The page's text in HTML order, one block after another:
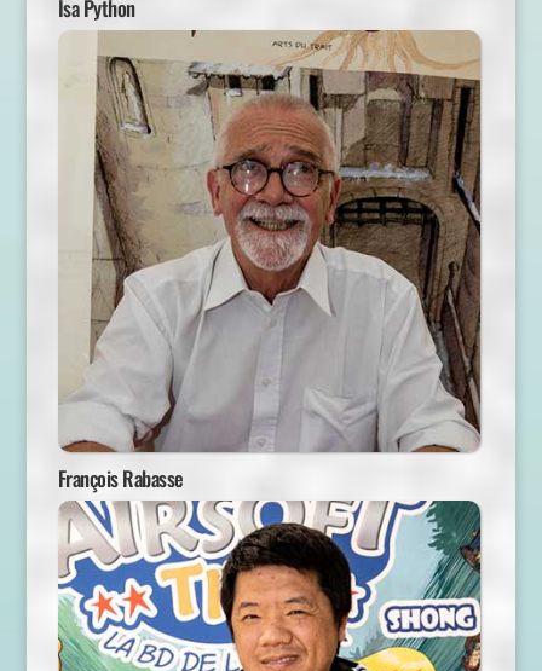
Isa Python
François Rabasse